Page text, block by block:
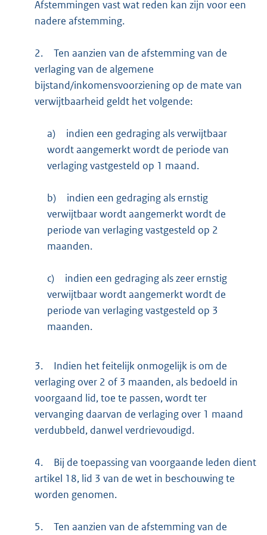
Afstemmingen vast wat reden kan zijn voor een
nadere afstemming.
2.
Ten aanzien van de afstemming van de
verlaging van de algemene
bijstand/inkomensvoorziening op de mate van
verwijtbaarheid geldt het volgende:
a)
indien een gedraging als verwijtbaar
wordt aangemerkt wordt de periode van
verlaging vastgesteld op 1 maand.
b)
indien een gedraging als ernstig
verwijtbaar wordt aangemerkt wordt de
periode van verlaging vastgesteld op 2
maanden.
c)
indien een gedraging als zeer ernstig
verwijtbaar wordt aangemerkt wordt de
periode van verlaging vastgesteld op 3
maanden.
3.
Indien het feitelijk onmogelijk is om de
verlaging over 2 of 3 maanden, als bedoeld in
voorgaand lid, toe te passen, wordt ter
vervanging daarvan de verlaging over 1 maand
verdubbeld, danwel verdrievoudigd.
4.
Bij de toepassing van voorgaande leden dient
artikel 18, lid 3 van de wet in beschouwing te
worden genomen.
5.
Ten aanzien van de afstemming van de